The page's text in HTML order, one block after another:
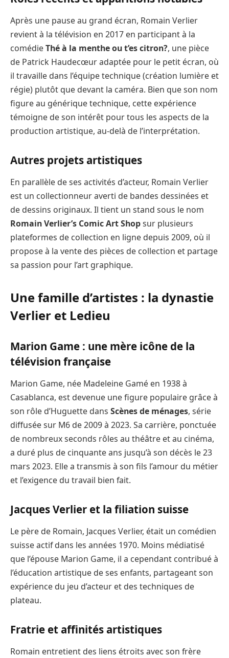
Après une pause au grand écran, Romain Verlier
revient à la télévision en 2017 en participant à la
comédieThé à la menthe ou t’es citron?, une pièce
de Patrick Haudecœur adaptée pour le petit écran, où
il travaille dans l’équipe technique (création lumière et
régie) plutôt que devant la caméra. Bien que son nom
figure au générique technique, cette expérience
témoigne de son intérêt pour tous les aspects de la
production artistique, au-delà de l’interprétation.
Autres projets artistiques
En parallèle de ses activités d’acteur, Romain Verlier
est un collectionneur averti de bandes dessinées et
de dessins originaux. Il tient un stand sous le nom
Romain Verlier’s Comic Art Shopsur plusieurs
plateformes de collection en ligne depuis 2009, où il
propose à la vente des pièces de collection et partage
sa passion pour l’art graphique.
Une famille d’artistes : la dynastie
Verlier et Ledieu
Marion Game : une mère icône de la
télévision française
Marion Game, née Madeleine Gamé en 1938 à
Casablanca, est devenue une figure populaire grâce à
son rôle d’Huguette dans Scènes de ménages, série
diffusée sur M6 de 2009 à 2023. Sa carrière, ponctuée
de nombreux seconds rôles au théâtre et au cinéma,
a duré plus de cinquante ans jusqu’à son décès le 23
mars 2023. Elle a transmis à son fils l’amour du métier
et l’exigence du travail bien fait.
Jacques Verlier et la filiation suisse
Le père de Romain, Jacques Verlier, était un comédien
suisse actif dans les années 1970. Moins médiatisé
que l’épouse Marion Game, il a cependant contribué à
l’éducation artistique de ses enfants, partageant son
expérience du jeu d’acteur et des techniques de
plateau.
Fratrie et affinités artistiques
Romain entretient des liens étroits avec son frère